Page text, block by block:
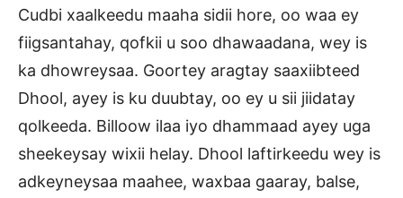
Cudbi xaalkeedu maaha sidii hore, oo waa ey
fiigsantahay, qofkii u soo dhawaadana, wey is
ka dhowreysaa. Goortey aragtay saaxiibteed
Dhool, ayey is ku duubtay, oo ey u sii jiidatay
qolkeeda. Billoow ilaa iyo dhammaad ayey uga
sheekeysay wixii helay. Dhool laftirkeedu wey is
adkeyneysaa maahee, waxbaa gaaray, balse,